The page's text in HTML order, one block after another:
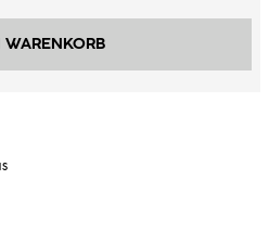
WARENKORB